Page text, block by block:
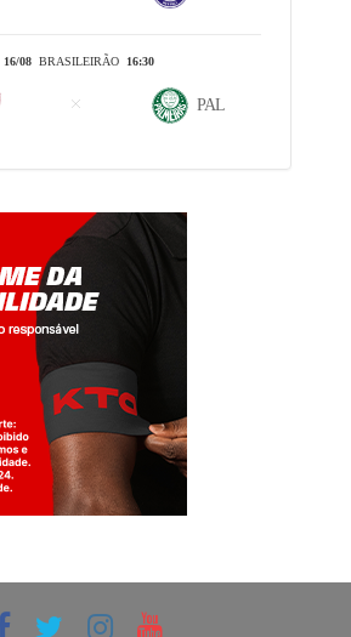
16/08BRASILEIRÃO 16:30
PAL